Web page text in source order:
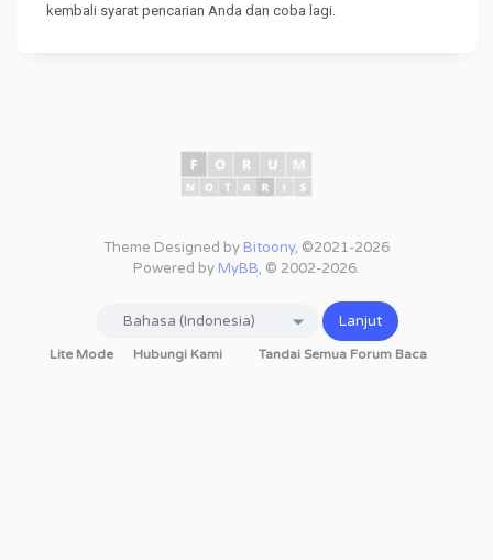
kembali syarat pencarian Anda dan coba lagi.
Theme Designed by Bitoony, ©2021-2026
Powered by MyBB, © 2002-2026.
Lite Mode Hubungi Kami Tandai Semua Forum Baca